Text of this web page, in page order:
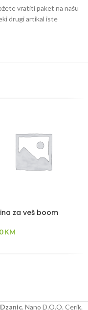
vratiti paket na našu
drugi artikal iste
za veš boom
KM
. Nano D.O.O. Cerik.